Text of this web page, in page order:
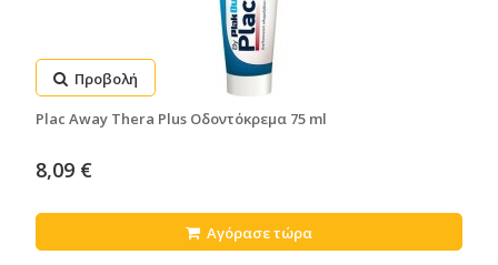
Προβολή
Plac Away Thera Plus Οδοντόκρεμα 75 ml
8,09 €
Αγόρασε τώρα